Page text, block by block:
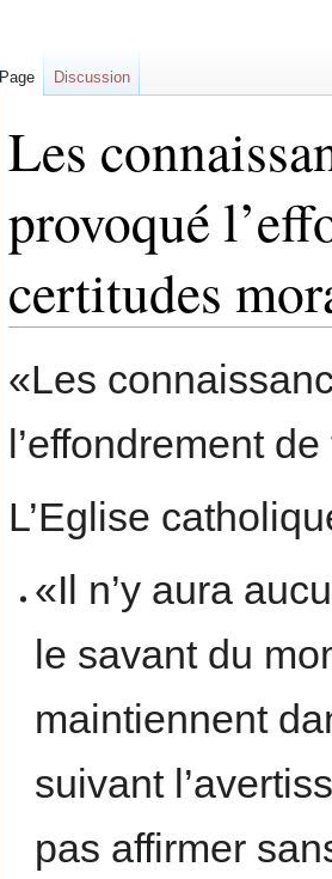
Les
provoqué
certitudes
à
navigation
à
recherche
«Les
l’effondrement
L’Eglise
«Il n’y aura
le savant du
maintiennent
suivant
pas affirmer
Page Discussion